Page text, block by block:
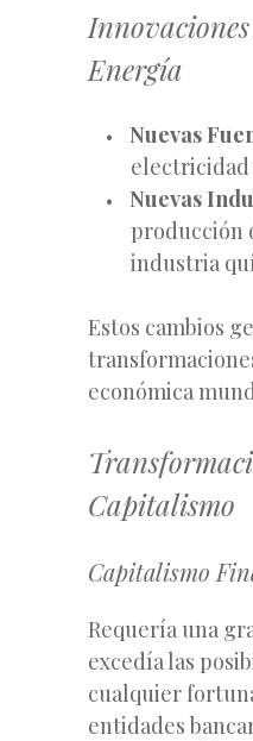
Energía
Nuevas
Nuevas
producción
industria
Estos cambios
económica
Capitalismo
Capitalismo
Requería una
excedía las
cualquier
entidades